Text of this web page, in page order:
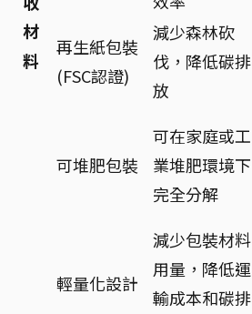
材
料
再生紙包裝
(FSC認證)
減少森林砍
伐，降低碳排
放
可堆肥包裝
可在家庭或工
業堆肥環境下
完全分解
輕量化設計
減少包裝材料
用量，降低運
輸成本和碳排